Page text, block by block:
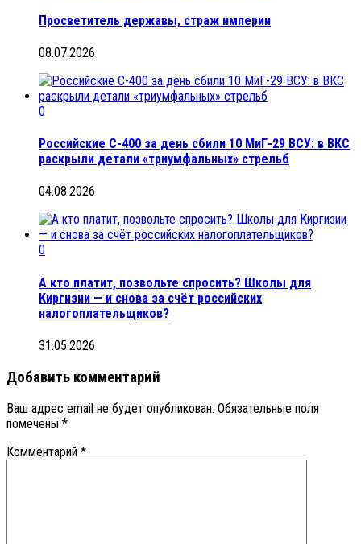
Просветитель державы, cтраж империи
08.07.2026
0
Российские С-400 за день сбили 10 МиГ-29 ВСУ: в ВКС
раскрыли детали «триумфальных» стрельб
04.08.2026
0
А кто платит, позвольте спросить? Школы для
Киргизии — и снова за счёт российских
налогоплательщиков?
31.05.2026
Добавить комментарий
Ваш адрес email не будет опубликован. Обязательные поля
помечены *
Комментарий *